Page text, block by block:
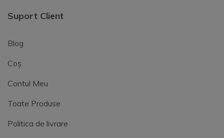
Suport Client
Blog
Coș
Contul Meu
Toate Produse
Politica de livrare